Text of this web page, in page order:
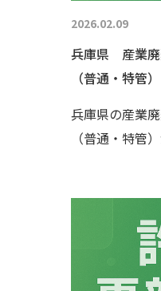
2026.02.09
兵庫県 産業廃
（普通・特管
兵庫県の産業
（普通・特